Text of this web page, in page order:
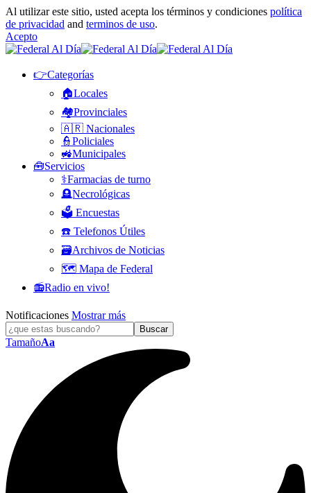
Al utilizar este sitio, usted acepta los términos y condiciones política
de privacidad and terminos de uso.
Acepto
👉Categorías
🏠Locales
🏘️Provinciales
🇦🇷 Nacionales
👮Policiales
🚜Municipales
🧰Servicios
⚕️Farmacias de turno
🪦Necrológicas
🗳️ Encuestas
☎️ Telefonos Útiles
🗃️Archivos de Noticias
🗺️ Mapa de Federal
📻Radio en vivo!
Notificaciones Mostrar más
TamañoAa